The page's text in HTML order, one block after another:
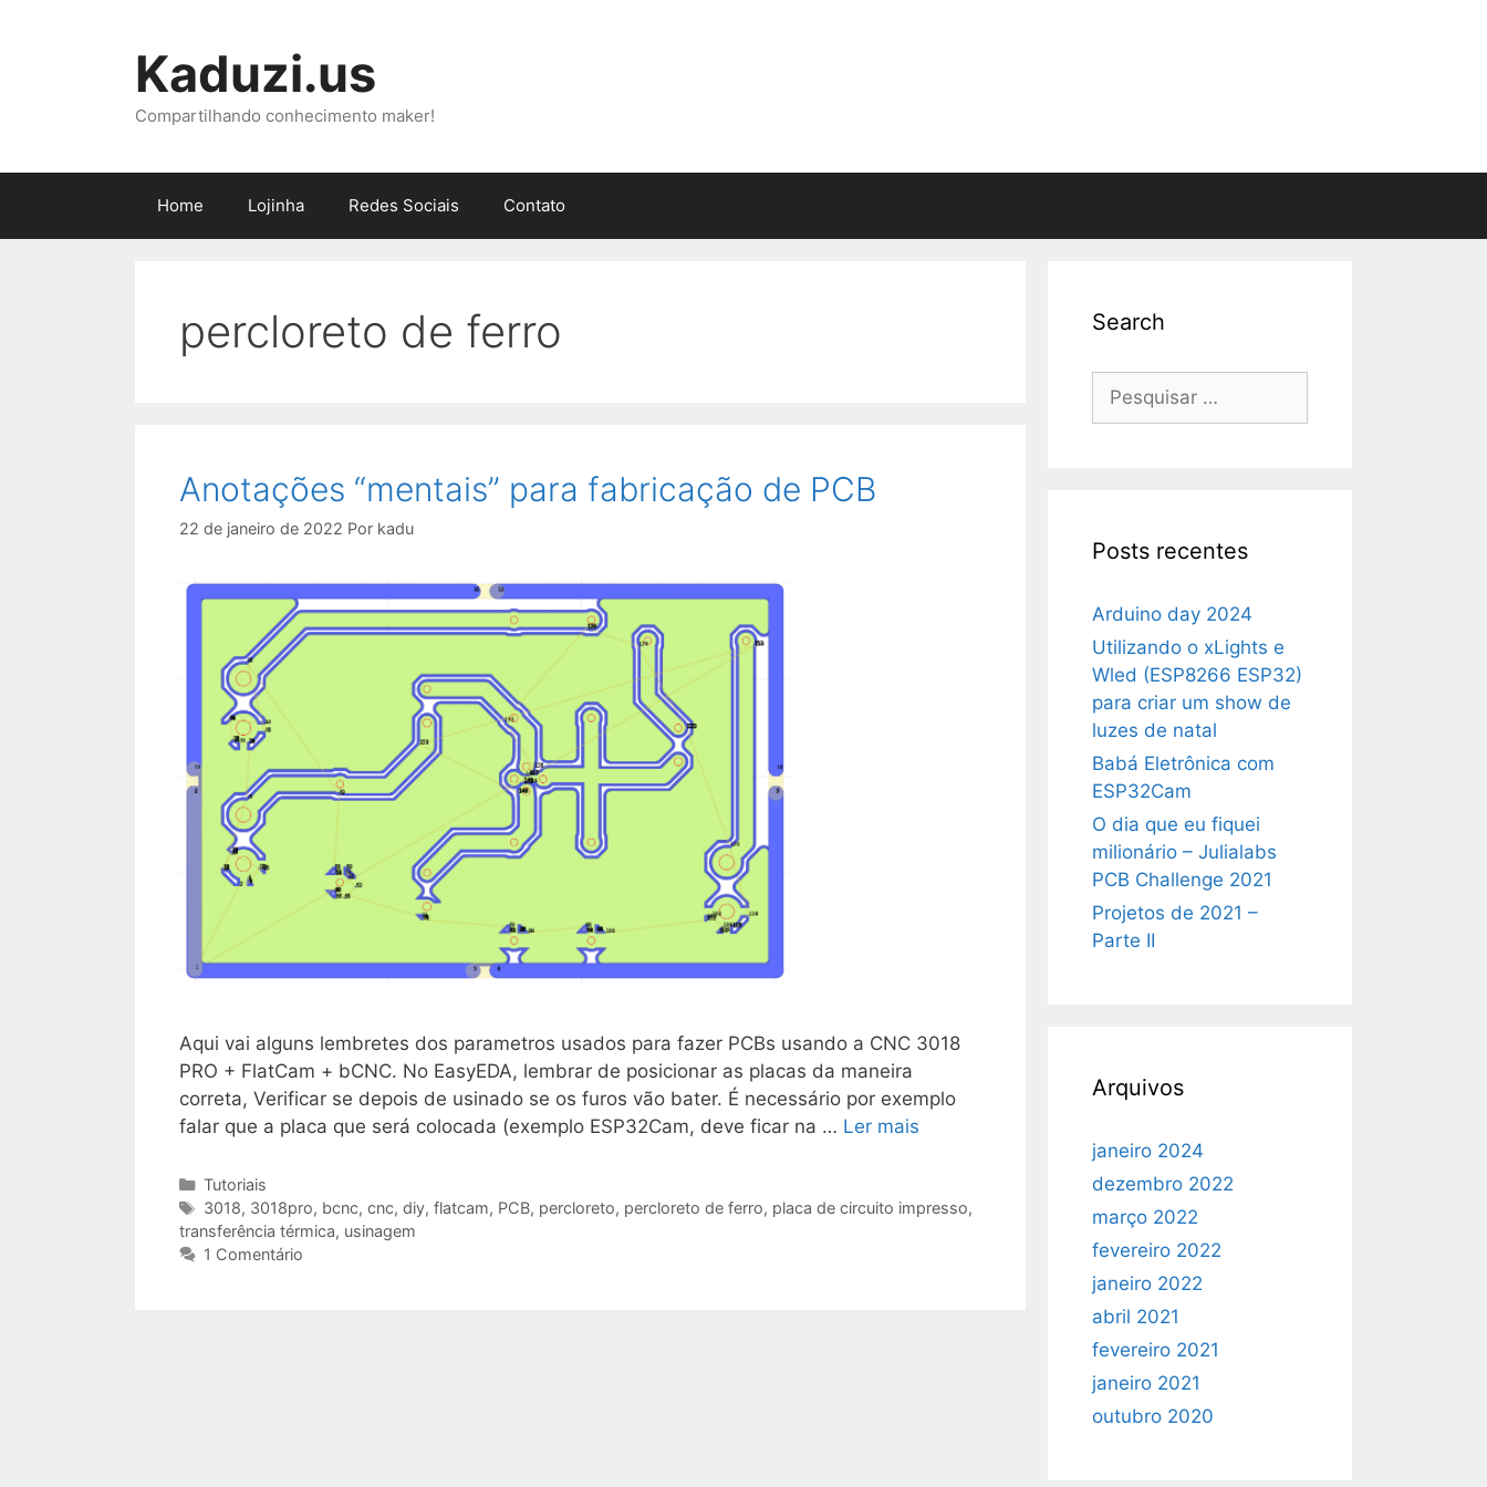
Kaduzi.us
Compartilhando conhecimento maker!
Home Lojinha Redes Sociais Contato
percloreto de ferro
Anotações “mentais” para fabricação de PCB
22 de janeiro de 2022 Por kadu
Aqui vai alguns lembretes dos parametros usados para fazer PCBs usando a CNC 3018
PRO + FlatCam + bCNC. No EasyEDA, lembrar de posicionar as placas da maneira
correta, Verificar se depois de usinado se os furos vão bater. É necessário por exemplo
falar que a placa que será colocada (exemplo ESP32Cam, deve ficar na … Ler mais
Categorias
Tutoriais
Tags
3018, 3018pro, bcnc, cnc, diy, flatcam, PCB, percloreto, percloreto de ferro, placa de circuito impresso,
transferência térmica, usinagem
1 Comentário
Search
Pesquisar
Posts recentes
Arduino day 2024
Utilizando o xLights e
Wled (ESP8266 ESP32)
para criar um show de
luzes de natal
Babá Eletrônica com
ESP32Cam
O dia que eu fiquei
milionário – Julialabs
PCB Challenge 2021
Projetos de 2021 –
Parte II
Arquivos
janeiro 2024
dezembro 2022
março 2022
fevereiro 2022
janeiro 2022
abril 2021
fevereiro 2021
janeiro 2021
outubro 2020